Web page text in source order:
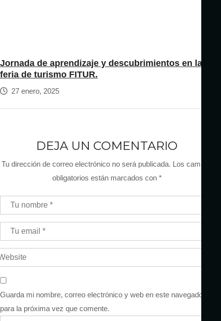
Jornada de aprendizaje y descubrimientos en la
feria de turismo FITUR.
27 enero, 2025
DEJA UN COMENTARIO
Tu dirección de correo electrónico no será publicada. Los campos
obligatorios están marcados con *
Guarda mi nombre, correo electrónico y web en este navegador
para la próxima vez que comente.